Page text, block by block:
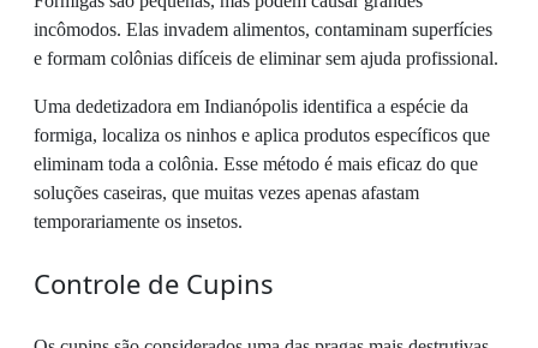
incômodos. Elas invadem alimentos, contaminam superfícies
e formam colônias difíceis de eliminar sem ajuda profissional.
Uma dedetizadora em Indianópolis identifica a espécie da
formiga, localiza os ninhos e aplica produtos específicos que
eliminam toda a colônia. Esse método é mais eficaz do que
soluções caseiras, que muitas vezes apenas afastam
temporariamente os insetos.
Controle de Cupins